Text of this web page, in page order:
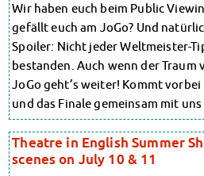
Kultur & Internationales
Beratung für Internationals
Wohnen für Internationals
IKUS und InterKultiTreff
Kulturförderung
KreativWorkshops
Magdeburger Studierendentage
AnsprechpartnerInnen
Kinderbetreuung
Wohnen für Internationals
IKUS und InterKultiTreff
Kulturförderung
KreativWorkshops
Magdeburger
AnsprechpartnerInnen
Kinderbetreuung
Kita CampusKids
Voranmeldung KiTa-Platz
Wir haben euch beim Public
gefällt euch am JoGo? Und
Spoiler: Nicht jeder Weltmeister-
bestanden. Auch wenn der Traum
JoGo geht’s weiter! Kommt
und das Finale gemeinsam mit uns
Theatre in English Summer
scenes on July 10 & 11